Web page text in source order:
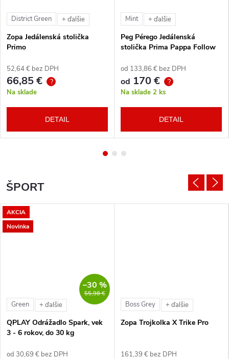
District Green + ďalšie
Zopa Jedálenská stolička
Primo
52,64 € bez DPH
66,85 € ?
Na sklade
DETAIL
Mint + ďalšie
Peg Pérego Jedálenská
stolička Prima Pappa Follow
od 133,86 € bez DPH
od 170 € ?
Na sklade 2 ks
DETAIL
ŠPORT
AKCIA
Novinka
55,98 €
–30 %
Green + ďalšie
QPLAY Odrážadlo Spark, vek
3 - 6 rokov, do 30 kg
od 30,69 € bez DPH
Boss Grey + ďalšie
Zopa Trojkolka X Trike Pro
161,39 € bez DPH